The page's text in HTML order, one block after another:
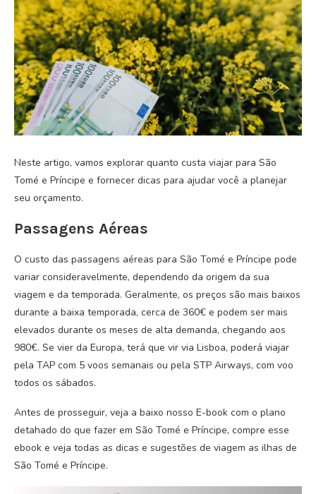
Neste artigo, vamos explorar quanto custa viajar para São
Tomé e Príncipe e fornecer dicas para ajudar você a planejar
seu orçamento.
Passagens Aéreas
O custo das passagens aéreas para São Tomé e Príncipe pode
variar consideravelmente, dependendo da origem da sua
viagem e da temporada. Geralmente, os preços são mais baixos
durante a baixa temporada, cerca de 360€ e podem ser mais
elevados durante os meses de alta demanda, chegando aos
980€. Se vier da Europa, terá que vir via Lisboa, poderá viajar
pela TAP com 5 voos semanais ou pela STP Airways, com voo
todos os sábados.
Antes de prosseguir, veja a baixo nosso E-book com o plano
detahado do que fazer em São Tomé e Príncipe, compre esse
ebook e veja todas as dicas e sugestões de viagem as ilhas de
São Tomé e Príncipe.